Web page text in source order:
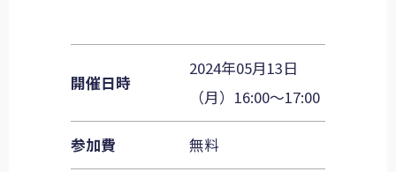
開催日時
2024年05月13日
（月）16:00～17:00
参加費 無料